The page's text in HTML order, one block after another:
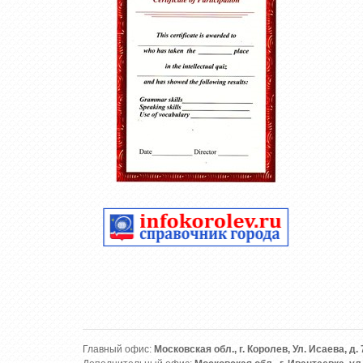
Главный офис: Московская обл., г. Королев, Ул. Исаева, д.